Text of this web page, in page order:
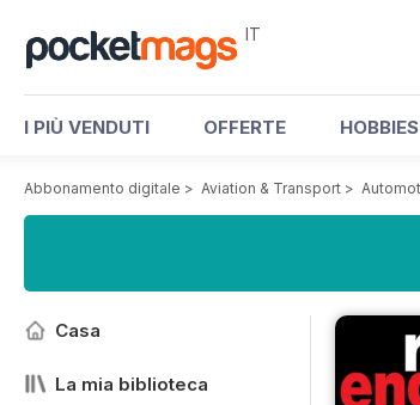
IT
I PIÙ VENDUTI OFFERTE
Abbonamento digitale > Aviation & Transport >
Casa
La mia biblioteca